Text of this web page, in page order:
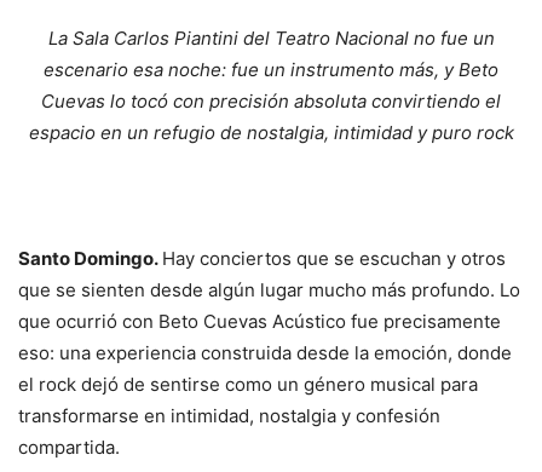
La Sala Carlos Piantini del Teatro Nacional no fue un
escenario esa noche: fue un instrumento más, y Beto
Cuevas lo tocó con precisión absoluta convirtiendo el
espacio en un refugio de nostalgia, intimidad y puro rock
Santo Domingo. Hay conciertos que se escuchan y otros
que se sienten desde algún lugar mucho más profundo. Lo
que ocurrió con Beto Cuevas Acústico fue precisamente
eso: una experiencia construida desde la emoción, donde
el rock dejó de sentirse como un género musical para
transformarse en intimidad, nostalgia y confesión
compartida.